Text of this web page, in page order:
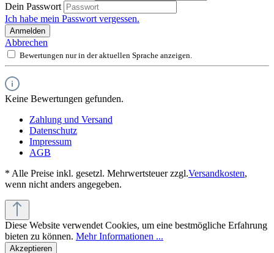
Dein Passwort
Ich habe mein Passwort vergessen.
Anmelden
Abbrechen
Bewertungen nur in der aktuellen Sprache anzeigen.
Keine Bewertungen gefunden.
Zahlung und Versand
Datenschutz
Impressum
AGB
* Alle Preise inkl. gesetzl. Mehrwertsteuer zzgl.Versandkosten,
wenn nicht anders angegeben.
Diese Website verwendet Cookies, um eine bestmögliche Erfahrung
bieten zu können. Mehr Informationen ...
Akzeptieren